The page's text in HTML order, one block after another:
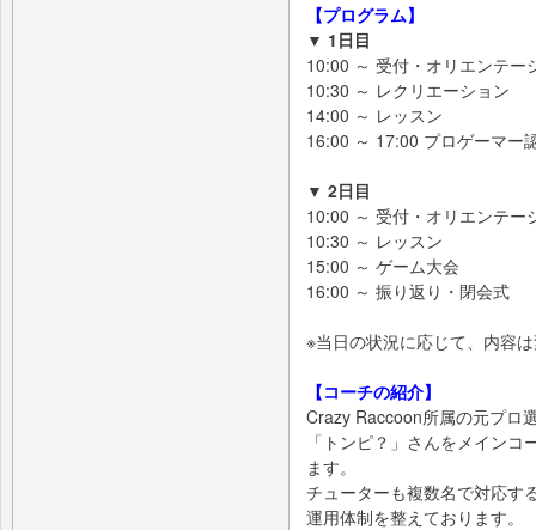
【プログラム】
▼ 1日目
10:00 ～ 受付・オリエンテー
10:30 ～ レクリエーション
14:00 ～ レッスン
16:00 ～ 17:00 プロゲーマー
▼ 2日目
10:00 ～ 受付・オリエンテー
10:30 ～ レッスン
15:00 ～ ゲーム大会
16:00 ～ 振り返り・閉会式
※当日の状況に応じて、内容
【コーチの紹介】
Crazy Raccoon所属の元プロ
「トンピ？」さんをメイン
ます。
チューターも複数名で対応す
運用体制を整えております。